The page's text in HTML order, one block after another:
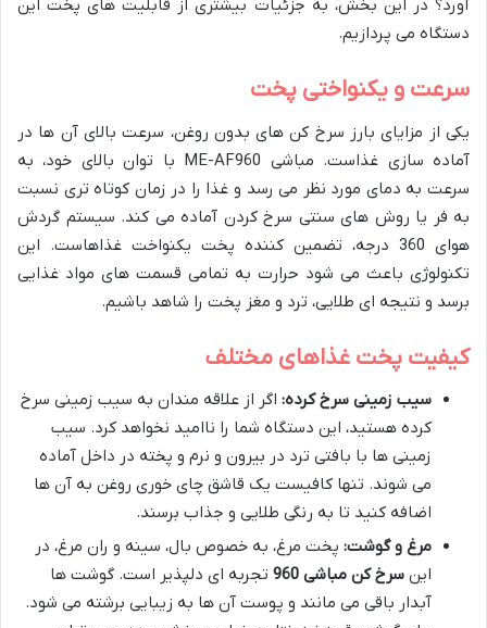
آورد؟ در این بخش، به جزئیات بیشتری از قابلیت های پخت این
دستگاه می پردازیم.
سرعت و یکنواختی پخت
یکی از مزایای بارز سرخ کن های بدون روغن، سرعت بالای آن ها در
آماده سازی غذاست. مباشی ME-AF960 با توان بالای خود، به
سرعت به دمای مورد نظر می رسد و غذا را در زمان کوتاه تری نسبت
به فر یا روش های سنتی سرخ کردن آماده می کند. سیستم گردش
هوای 360 درجه، تضمین کننده پخت یکنواخت غذاهاست. این
تکنولوژی باعث می شود حرارت به تمامی قسمت های مواد غذایی
برسد و نتیجه ای طلایی، ترد و مغز پخت را شاهد باشیم.
کیفیت پخت غذاهای مختلف
سیب زمینی سرخ کرده: اگر از علاقه مندان به سیب زمینی سرخ
کرده هستید، این دستگاه شما را ناامید نخواهد کرد. سیب
زمینی ها با بافتی ترد در بیرون و نرم و پخته در داخل آماده
می شوند. تنها کافیست یک قاشق چای خوری روغن به آن ها
اضافه کنید تا به رنگی طلایی و جذاب برسند.
مرغ و گوشت: پخت مرغ، به خصوص بال، سینه و ران مرغ، در
این سرخ کن مباشی 960
تجربه ای دلپذیر است. گوشت ها
آبدار باقی می مانند و پوست آن ها به زیبایی برشته می شود.